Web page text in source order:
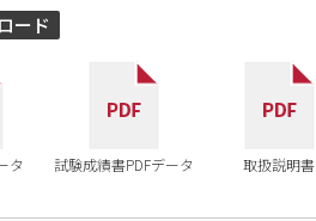
タ 試験成績書PDFデータ 取扱説明書
ード